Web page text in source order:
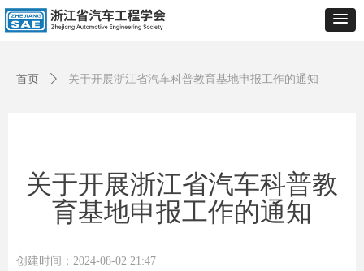
关于开展浙江省汽车科普教
育基地申报工作的通知
创建时间： 2024-08-02 21:47
首页 ꄲ 关于开展浙江省汽车科普教育基地申报工作的通知